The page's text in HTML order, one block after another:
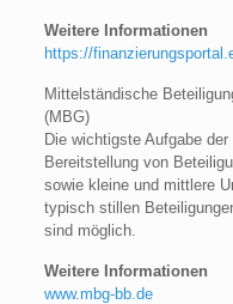
Weitere Informationen
https://
Mittelständische
(MBG)
Die wichtigste Aufgabe
Bereitstellung von
sowie kleine und mittlere
typisch stillen
sind möglich.
Weitere Informationen
www.mbg-bb.de